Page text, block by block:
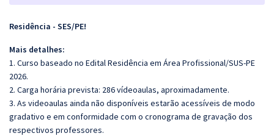
Residência - SES/PE!
Mais detalhes:
1. Curso baseado no Edital Residência em Área Profissional/SUS-PE
2026.
2. Carga horária prevista: 286 vídeoaulas, aproximadamente.
3. As videoaulas ainda não disponíveis estarão acessíveis de modo
gradativo e em conformidade com o cronograma de gravação dos
respectivos professores.